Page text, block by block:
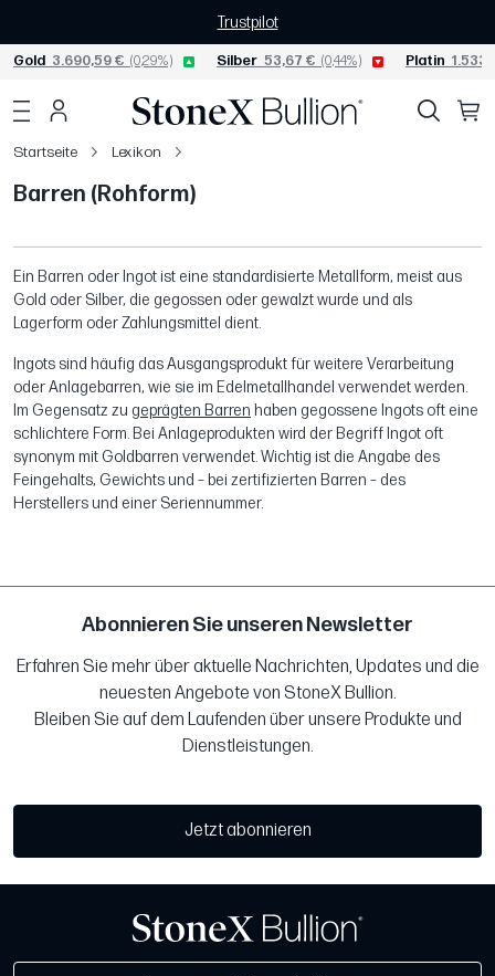
Trustpilot
Gold 3.690,59 € (0,29%) Silber 53,67 € (0,44%) Platin
Startseite Lexikon
Barren (Rohform)
Ein Barren oder Ingot ist eine standardisierte Metallform, meist aus
Gold oder Silber, die gegossen oder gewalzt wurde und als
Lagerform oder Zahlungsmittel dient.
Ingots sind häufig das Ausgangsprodukt für weitere Verarbeitung
oder Anlagebarren, wie sie im Edelmetallhandel verwendet werden.
Im Gegensatz zu geprägten Barren haben gegossene Ingots oft eine
schlichtere Form. Bei Anlageprodukten wird der Begriff Ingot oft
synonym mit Goldbarren verwendet. Wichtig ist die Angabe des
Feingehalts, Gewichts und – bei zertifizierten Barren – des
Herstellers und einer Seriennummer.
Abonnieren Sie unseren Newsletter
Erfahren Sie mehr über aktuelle Nachrichten, Updates und die
neuesten Angebote von StoneX Bullion.
Bleiben Sie auf dem Laufenden über unsere Produkte und
Dienstleistungen.
Jetzt abonnieren